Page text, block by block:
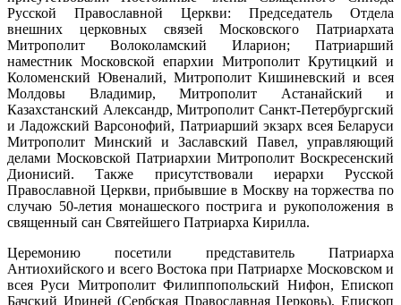
Русской Православной Церкви: Председатель Отдела
внешних церковных связей Московского Патриархата
Митрополит Волоколамский Иларион; Патриарший
наместник Московской епархии Митрополит Крутицкий и
Коломенский Ювеналий, Митрополит Кишиневский и всея
Молдовы Владимир, Митрополит Астанайский и
Казахстанский Александр, Митрополит Санкт-Петербургский
и Ладожский Варсонофий, Патриарший экзарх всея Беларуси
Митрополит Минский и Заславский Павел, управляющий
делами Московской Патриархии Митрополит Воскресенский
Дионисий. Также присутствовали иерархи Русской
Православной Церкви, прибывшие в Москву на торжества по
случаю 50-летия монашеского пострига и рукоположения в
священный сан Святейшего Патриарха Кирилла.
Церемонию посетили представитель Патриарха
Антиохийского и всего Востока при Патриархе Московском и
всея Руси Митрополит Филиппопольский Нифон, Епископ
Бачский Ириней (Сербская Православная Церковь), Епископ